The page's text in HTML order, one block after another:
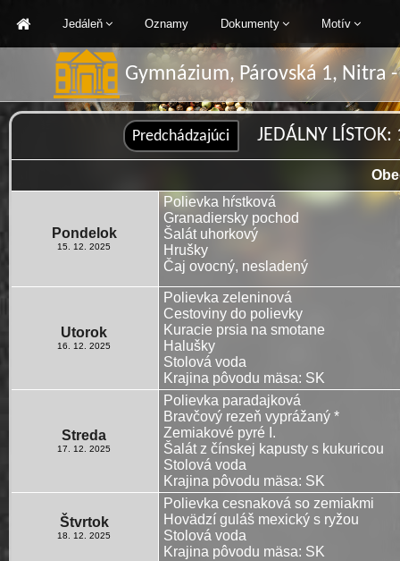
Jedáleň Oznamy Dokumenty Motív
Gymnázium, Párovská 1, Nitra
JEDÁLNY
Pondelok
15. 12. 2025
Polievka hŕstková
Granadiersky pochod
Šalát uhorkový
Hrušky
Čaj ovocný, nesladený
Utorok
16. 12. 2025
Polievka zeleninová
Cestoviny do polievky
Kuracie prsia na smotane
Halušky
Stolová voda
Krajina pôvodu mäsa: SK
Streda
17. 12. 2025
Polievka paradajková
Bravčový rezeň vyprážaný *
Zemiakové pyré I.
Šalát z čínskej kapusty s kukuricou
Stolová voda
Krajina pôvodu mäsa: SK
Štvrtok
18. 12. 2025
Polievka cesnaková so zemiakmi
Hovädzí guláš mexický s ryžou
Stolová voda
Krajina pôvodu mäsa: SK